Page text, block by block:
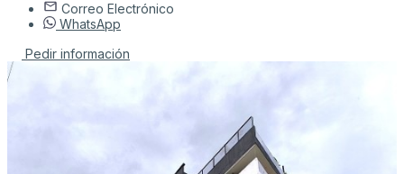
Correo Electrónico
WhatsApp
Pedir información